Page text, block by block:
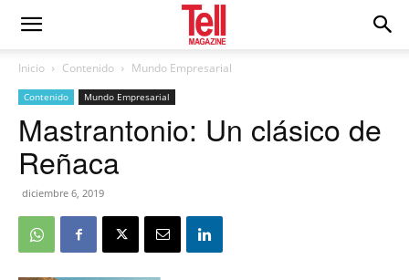
Inicio Contenido Mundo Empresarial
Contenido Mundo Empresarial
Mastrantonio: Un clásico de
Reñaca
diciembre 6, 2019